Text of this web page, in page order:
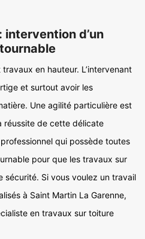
d’un
en hauteur. L’intervenant
et surtout avoir les
Une agilité particulière est
réussite de cette délicate
qui possède toutes
pour que les travaux sur
sécurité. Si vous voulez un travail
à Saint Martin La Garenne,
en travaux sur toiture